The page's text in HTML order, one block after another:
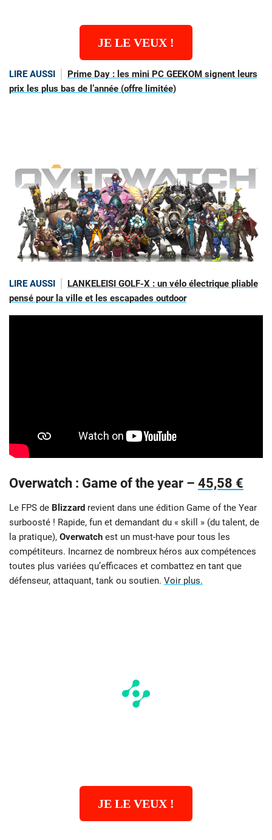
JE LE VEUX !
LIRE AUSSI
Prime Day : les mini PC GEEKOM signent leurs
prix les plus bas de l’année (offre limitée)
LIRE AUSSI
LANKELEISI GOLF-X : un vélo électrique pliable
pensé pour la ville et les escapades outdoor
Overwatch : Game of the year – 45,58 €
Le FPS de Blizzard revient dans une édition Game of the Year
surboosté ! Rapide, fun et demandant du « skill » (du talent, de
la pratique), Overwatch est un must-have pour tous les
compétiteurs. Incarnez de nombreux héros aux compétences
toutes plus variées qu’efficaces et combattez en tant que
défenseur, attaquant, tank ou soutien. Voir plus.
JE LE VEUX !